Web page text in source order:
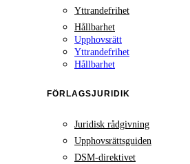
Yttrandefrihet
Hållbarhet
Upphovsrätt
Yttrandefrihet
Hållbarhet
FÖRLAGSJURIDIK
Juridisk rådgivning
Upphovsrättsguiden
DSM-direktivet